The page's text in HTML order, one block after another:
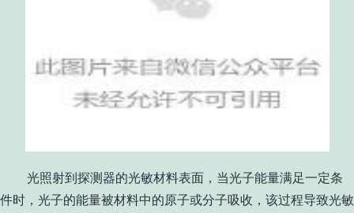
光照射到探测器的光敏材料表面，当光子能量满足一定条
件时，光子的能量被材料中的原子或分子吸收，该过程导致光敏